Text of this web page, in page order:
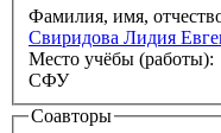
Фамилия, имя,
Свиридова Лидия
Место учёбы (работы):
СФУ
Соавторы